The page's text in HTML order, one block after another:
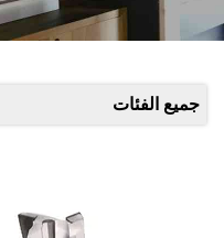
جميع الفئات